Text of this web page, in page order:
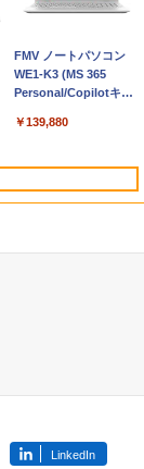
FMV ノートパソコン
WE1-K3 (MS 365
Personal/Copilotキー
型/Core i5/16GB/SSD
FMVWK3E15W_AZ
￥139,880
フト): Java & Bedrock
Edition | オンラインコ
ードウェア・市販ソフ
トウェアのパーフェク
インチカラーディスプ
レイ、64GBストレー
LinkedIn